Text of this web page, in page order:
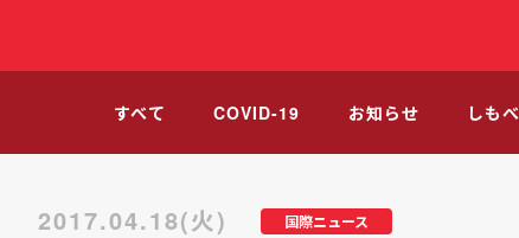
すべて COVID-19 お知らせ しも
国際ニュース
2017.04.18(火)